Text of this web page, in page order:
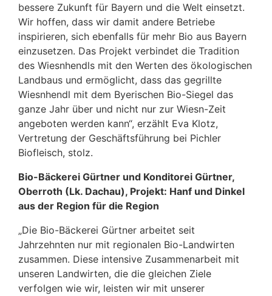
bessere Zukunft für Bayern und die Welt einsetzt.
Wir hoffen, dass wir damit andere Betriebe
inspirieren, sich ebenfalls für mehr Bio aus Bayern
einzusetzen. Das Projekt verbindet die Tradition
des Wiesnhendls mit den Werten des ökologischen
Landbaus und ermöglicht, dass das gegrillte
Wiesnhendl mit dem Byerischen Bio-Siegel das
ganze Jahr über und nicht nur zur Wiesn-Zeit
angeboten werden kann“, erzählt Eva Klotz,
Vertretung der Geschäftsführung bei Pichler
Biofleisch, stolz.
Bio-Bäckerei Gürtner und Konditorei Gürtner,
Oberroth (Lk. Dachau), Projekt: Hanf und Dinkel
aus der Region für die Region
„Die Bio-Bäckerei Gürtner arbeitet seit
Jahrzehnten nur mit regionalen Bio-Landwirten
zusammen. Diese intensive Zusammenarbeit mit
unseren Landwirten, die die gleichen Ziele
verfolgen wie wir, leisten wir mit unserer